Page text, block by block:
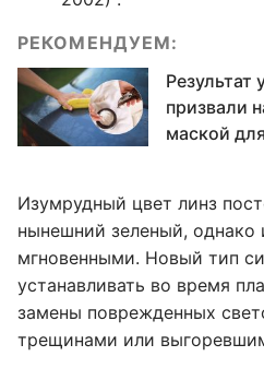
РЕКОМЕНДУЕМ:
Результат
призвали
маской
Изумрудный цвет линз
нынешний зеленый, однако
мгновенными. Новый тип
устанавливать во время
замены поврежденных
трещинами или